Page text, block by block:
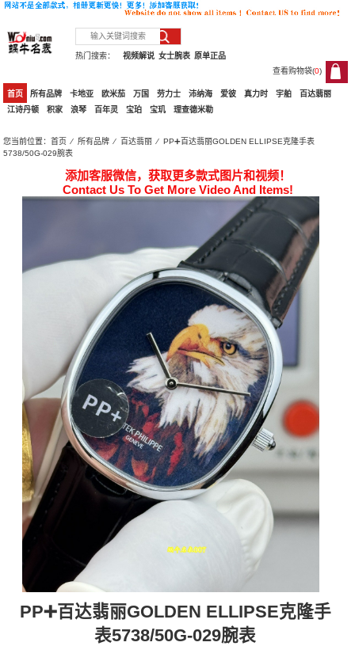
热门搜索： 原单正品
女士腕表
视频解说
查看购物袋(0)
0
首页 所有品牌 卡地亚 欧米茄 万国 劳力士 沛纳海 爱彼 真力时 宇舶
百达翡丽
江诗丹顿
积家 浪琴 百年灵 宝珀 宝玑 理查德米勒
您当前位置：首页 ⁄所有品牌 ⁄ 百达翡丽 ⁄ PP➕百达翡丽GOLDEN ELLIPSE克隆手表
5738/50G-029腕表
添加客服微信，获取更多款式图片和视频！
Contact Us To Get More Video And Items!
PP➕百达翡丽GOLDEN ELLIPSE克隆手
表5738/50G-029腕表